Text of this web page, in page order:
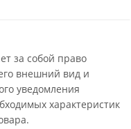
за собой право
внешний вид и
уведомления
характеристик